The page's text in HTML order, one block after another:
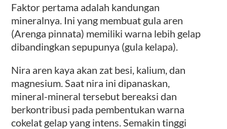
Faktor pertama adalah kandungan
mineralnya. Ini yang membuat gula aren
(Arenga pinnata) memiliki warna lebih gelap
dibandingkan sepupunya (gula kelapa).
Nira aren kaya akan zat besi, kalium, dan
magnesium. Saat nira ini dipanaskan,
mineral-mineral tersebut bereaksi dan
berkontribusi pada pembentukan warna
cokelat gelap yang intens. Semakin tinggi